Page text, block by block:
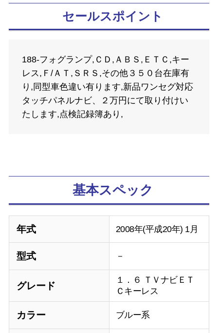
セールスポイント
188-フォグランプ,ＣＤ,ＡＢＳ,ＥＴＣ,キー
レス,Ｆ/ＡＴ,ＳＲＳ,その他３５０台在庫有
り,同型車色違い有ります,新品ワンセグ対応
タッチパネルナビ、２万円にて取り付けい
たします,点検記録簿あり,
基本スペック
年式 2008年(平成20年) 1月
型式 －
グレード
１．６ ＴＶナビＥＴ
Ｃキーレス
カラー ブルー系